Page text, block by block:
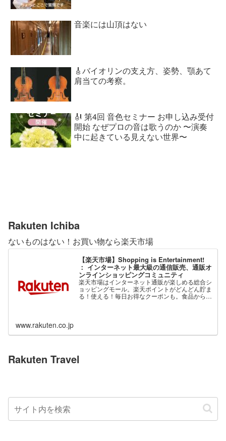
音楽には山頂はない
🎸バイオリンの支え方、姿勢、顎あて
肩当ての考察。
🎻 第4回 音色セミナー お申し込み受付
開始 なぜプロの音は歌うのか 〜演奏
中に起きている見えない世界〜
Rakuten Ichiba
ないものはない！お買い物なら楽天市場
【楽天市場】Shopping is Entertainment!
： インターネット最大級の通信販売、通販オ
ンラインショッピングコミュニティ
楽天市場はインターネット通販が楽しめる総合シ
ョッピングモール。楽天ポイントがどんどん貯ま
る！使える！毎日お得なクーポンも。食品から家
www.rakuten.co.jp
Rakuten Travel